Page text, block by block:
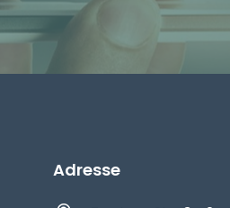
Adresse